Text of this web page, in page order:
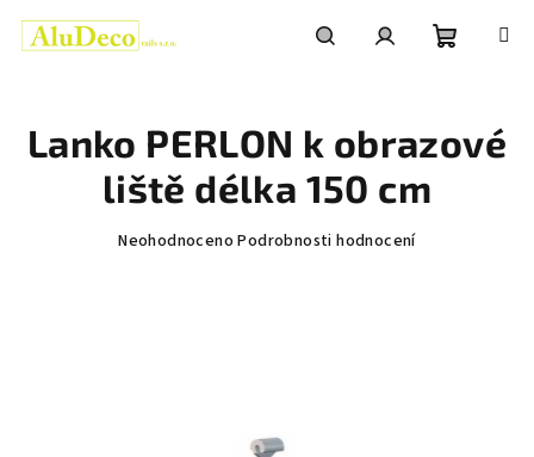
obsah
košík
Lanko PERLON k obrazové
liště délka 150 cm
Průměrné
Neohodnoceno Podrobnosti hodnocení